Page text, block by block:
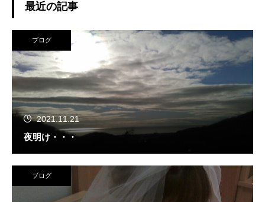
最近の記事
ブログ
2021.11.21
夜明け・・・
ブログ